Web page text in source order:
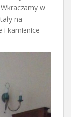
w
na
i kamienice